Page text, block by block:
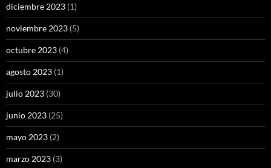
diciembre 2023 (1)
noviembre 2023 (5)
octubre 2023 (4)
agosto 2023 (1)
julio 2023 (30)
junio 2023 (25)
mayo 2023 (2)
marzo 2023 (3)